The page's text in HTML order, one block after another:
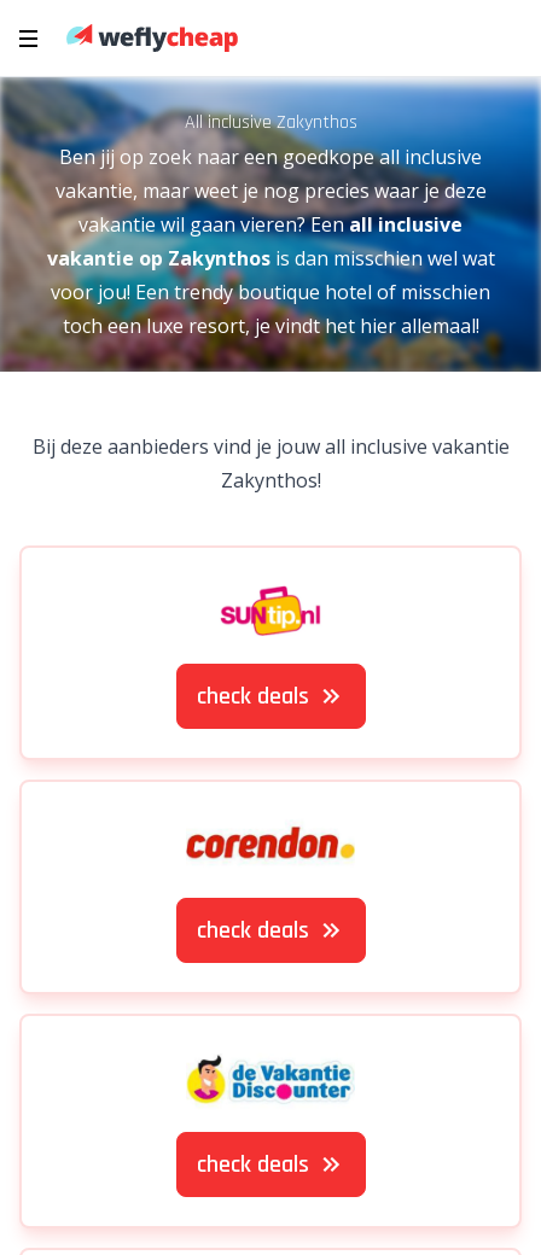
All inclusive Zakynthos
Ben jij op zoek naar een goedkope all inclusive
vakantie, maar weet je nog precies waar je deze
vakantie wil gaan vieren? Eenall inclusive
vakantie op Zakynthos is dan misschien wel wat
voor jou! Een trendy boutique hotel of misschien
toch een luxe resort, je vindt het hier allemaal!
Bij deze aanbieders vind je jouw all inclusive vakantie
Zakynthos!
check deals
check deals
check deals